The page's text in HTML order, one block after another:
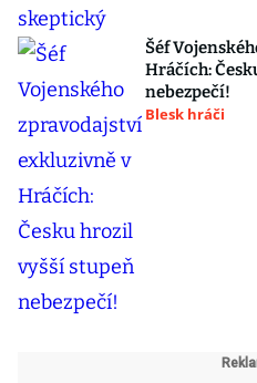
Šéf
Hráčích:
nebezpečí!
Blesk hráči